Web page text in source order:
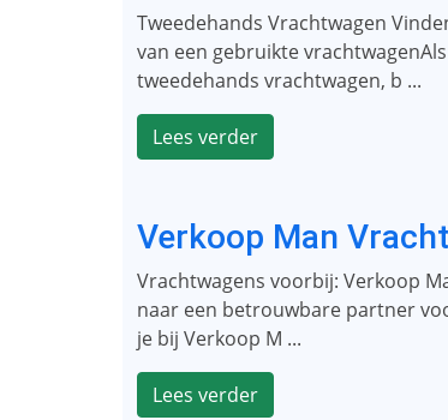
Tweedehands Vrachtwagen
van een gebruikte
tweedehands vrachtwagen, b ...
Lees verder
Verkoop Man
Vrachtwagens voorbij: Verkoop
naar een betrouwbare partner
je bij Verkoop M ...
Lees verder